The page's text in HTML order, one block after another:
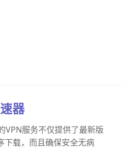
器
VPN服务不仅提供了最新版
载，而且确保安全无病